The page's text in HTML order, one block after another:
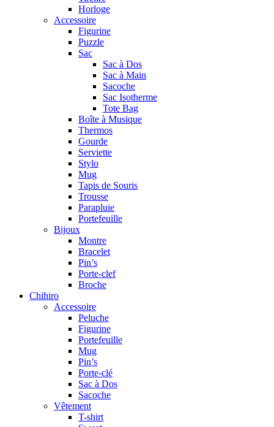
Horloge
Accessoire
Figurine
Puzzle
Sac
Sac à Dos
Sac à Main
Sacoche
Sac Isotherme
Tote Bag
Boîte à Musique
Thermos
Gourde
Serviette
Stylo
Mug
Tapis de Souris
Trousse
Parapluie
Portefeuille
Bijoux
Montre
Bracelet
Pin’s
Porte-clef
Broche
Chihiro
Accessoire
Peluche
Figurine
Portefeuille
Mug
Pin’s
Porte-clé
Sac à Dos
Sacoche
Vêtement
T-shirt